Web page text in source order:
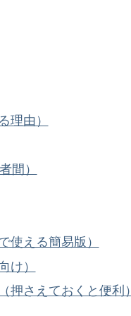
理由）
間）
使える簡易版）
け）
押さえておくと便利）